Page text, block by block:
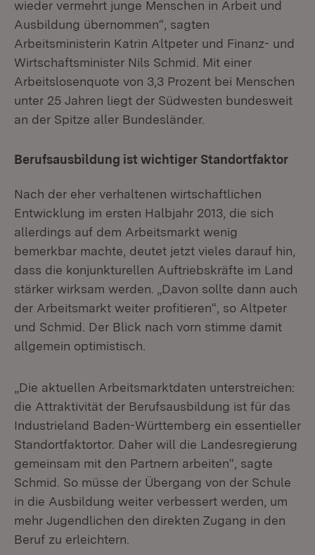
wieder vermehrt junge Menschen in Arbeit und
Ausbildung übernommen“, sagten
Arbeitsministerin Katrin Altpeter und Finanz- und
Wirtschaftsminister Nils Schmid. Mit einer
Arbeitslosenquote von 3,3 Prozent bei Menschen
unter 25 Jahren liegt der Südwesten bundesweit
an der Spitze aller Bundesländer.
Berufsausbildung ist wichtiger Standortfaktor
Nach der eher verhaltenen wirtschaftlichen
Entwicklung im ersten Halbjahr 2013, die sich
allerdings auf dem Arbeitsmarkt wenig
bemerkbar machte, deutet jetzt vieles darauf hin,
dass die konjunkturellen Auftriebskräfte im Land
stärker wirksam werden. „Davon sollte dann auch
der Arbeitsmarkt weiter profitieren“, so Altpeter
und Schmid. Der Blick nach vorn stimme damit
allgemein optimistisch.
„Die aktuellen Arbeitsmarktdaten unterstreichen:
die Attraktivität der Berufsausbildung ist für das
Industrieland Baden-Württemberg ein essentieller
Standortfaktortor. Daher will die Landesregierung
gemeinsam mit den Partnern arbeiten“, sagte
Schmid. So müsse der Übergang von der Schule
in die Ausbildung weiter verbessert werden, um
mehr Jugendlichen den direkten Zugang in den
Beruf zu erleichtern.